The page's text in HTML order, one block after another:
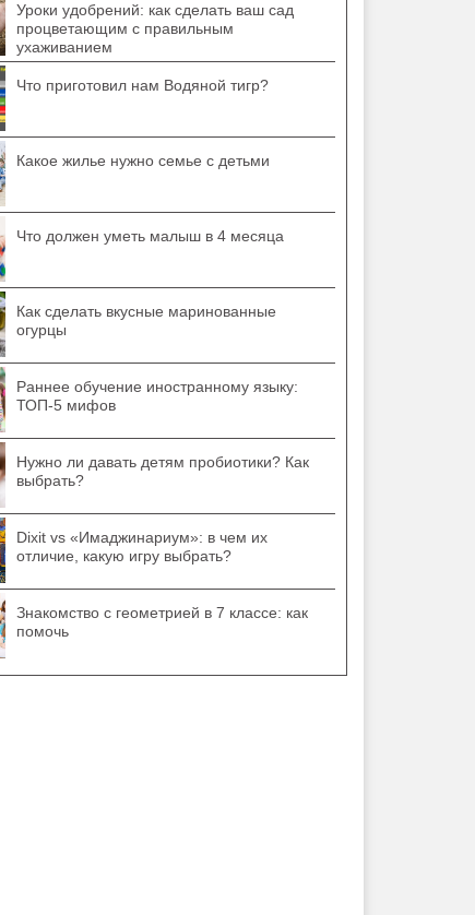
Уроки удобрений: как сделать ваш сад
процветающим с правильным
ухаживанием
Что приготовил нам Водяной тигр?
Какое жилье нужно семье с детьми
Что должен уметь малыш в 4 месяца
Как сделать вкусные маринованные
огурцы
Раннее обучение иностранному языку:
ТОП-5 мифов
Нужно ли давать детям пробиотики? Как
выбрать?
Dixit vs «Имаджинариум»: в чем их
отличие, какую игру выбрать?
Знакомство с геометрией в 7 классе: как
помочь